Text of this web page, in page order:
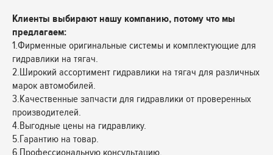
Клиенты выбирают нашу компанию, потому что мы
предлагаем:
1.Фирменные оригинальные системы и комплектующие для
гидравлики на тягач.
2.Широкий ассортимент гидравлики на тягач для различных
марок автомобилей.
3.Качественные запчасти для гидравлики от проверенных
производителей.
4.Выгодные цены на гидравлику.
5.Гарантию на товар.
6.Профессиональную консультацию.